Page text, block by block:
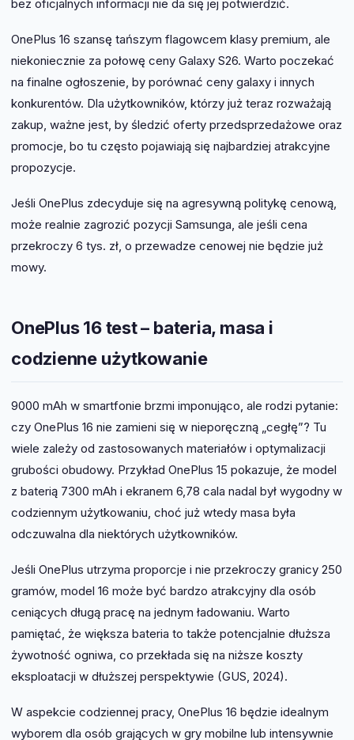
bez oficjalnych informacji nie da się jej potwierdzić.
OnePlus 16 szansę tańszym flagowcem klasy premium, ale
niekoniecznie za połowę ceny Galaxy S26. Warto poczekać
na finalne ogłoszenie, by porównać ceny galaxy i innych
konkurentów. Dla użytkowników, którzy już teraz rozważają
zakup, ważne jest, by śledzić oferty przedsprzedażowe oraz
promocje, bo tu często pojawiają się najbardziej atrakcyjne
propozycje.
Jeśli OnePlus zdecyduje się na agresywną politykę cenową,
może realnie zagrozić pozycji Samsunga, ale jeśli cena
przekroczy 6 tys. zł, o przewadze cenowej nie będzie już
mowy.
OnePlus 16 test – bateria, masa i
codzienne użytkowanie
9000 mAh w smartfonie brzmi imponująco, ale rodzi pytanie:
czy OnePlus 16 nie zamieni się w nieporęczną „cegłę”? Tu
wiele zależy od zastosowanych materiałów i optymalizacji
grubości obudowy. Przykład OnePlus 15 pokazuje, że model
z baterią 7300 mAh i ekranem 6,78 cala nadal był wygodny w
codziennym użytkowaniu, choć już wtedy masa była
odczuwalna dla niektórych użytkowników.
Jeśli OnePlus utrzyma proporcje i nie przekroczy granicy 250
gramów, model 16 może być bardzo atrakcyjny dla osób
ceniących długą pracę na jednym ładowaniu. Warto
pamiętać, że większa bateria to także potencjalnie dłuższa
żywotność ogniwa, co przekłada się na niższe koszty
eksploatacji w dłuższej perspektywie (GUS, 2024).
W aspekcie codziennej pracy, OnePlus 16 będzie idealnym
wyborem dla osób grających w gry mobilne lub intensywnie